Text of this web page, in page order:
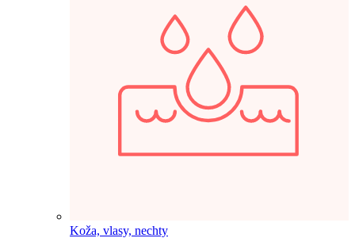
Koža, vlasy, nechty